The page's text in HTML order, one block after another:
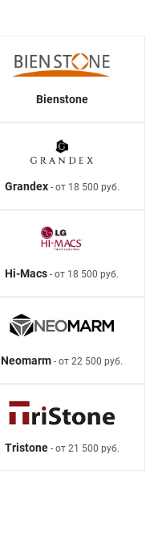
Bienstone
Grandex- от 18 500 руб.
Hi-Macs - от 18 500 руб.
Neomarm - от 22 500 руб.
Tristone- от 21 500 руб.